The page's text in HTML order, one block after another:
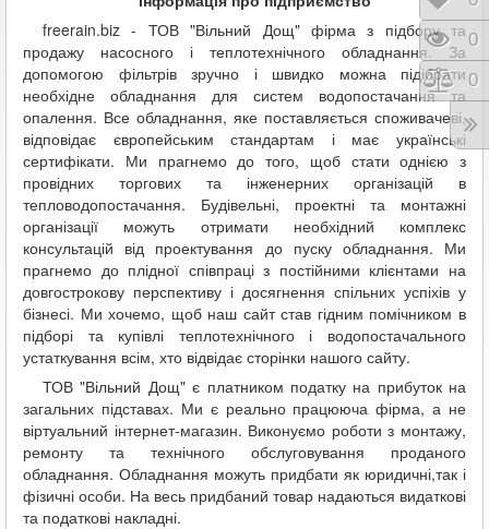
freerain.biz - ТОВ "Вільний Дощ" фірма з підбору та
продажу насосного і теплотехнічного обладнання. За
допомогою фільтрів зручно і швидко можна підібрати
необхідне обладнання для систем водопостачання та
опалення. Все обладнання, яке поставляється споживачеві,
відповідає європейським стандартам і має українські
сертифікати. Ми прагнемо до того, щоб стати однією з
провідних торгових та інженерних організацій в
тепловодопостачання. Будівельні, проектні та монтажні
організації можуть отримати необхідний комплекс
консультацій від проектування до пуску обладнання. Ми
прагнемо до плідної співпраці з постійними клієнтами на
довгострокову перспективу і досягнення спільних успіхів у
бізнесі. Ми хочемо, щоб наш сайт став гідним помічником в
підборі та купівлі теплотехнічного і водопостачального
устаткування всім, хто відвідає сторінки нашого сайту.
ТОВ "Вільний Дощ" є платником податку на прибуток на
загальних підставах. Ми є реально працююча фірма, а не
віртуальний інтернет-магазин. Виконуємо роботи з монтажу,
ремонту та технічного обслуговування проданого
обладнання. Обладнання можуть придбати як юридичні,так і
фізичні особи. На весь придбаний товар надаються видаткові
та податкові накладні.
0
0